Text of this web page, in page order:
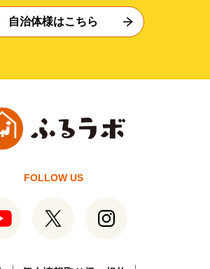
自治体様はこちら
FOLLOW US